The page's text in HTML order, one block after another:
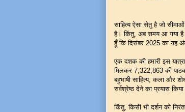
साहित्य ऐसा सेतु है जो
है। किंतु, अब समय आ गया है
हूँ कि दिसंबर 2025 का यह
एक दशक की हमारी इस
मिलकर 7,322,863 की पाठक
बहुभाषी साहित्य, कला और
सर्वश्रेष्ठ देने का प्रयास
किंतु, किसी भी दर्शन को